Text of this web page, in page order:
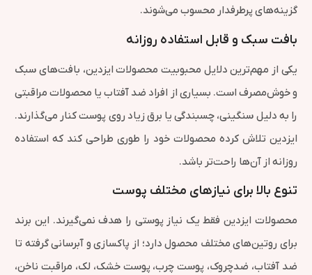
گزینه‌های پرطرفدار محسوب می‌شوند.
بافت سبک و قابل استفاده روزانه
یکی از مهم‌ترین دلایل محبوبیت محصولات ایزدین، بافت‌های سبک
و خوش‌مصرف است. بسیاری از افراد ضد آفتاب یا محصولات مراقبتی
را به دلیل سنگینی، چسبندگی یا برق زیاد روی پوست کنار می‌گذارند.
ایزدین تلاش کرده محصولات خود را طوری طراحی کند که استفاده
روزانه از آن‌ها راحت‌تر باشد.
تنوع بالا برای نیازهای مختلف پوست
محصولات ایزدین فقط یک نیاز پوستی را هدف نمی‌گیرند. این برند
برای روتین‌های مختلف محصول دارد؛ از پاکسازی و آبرسانی گرفته تا
ضد آفتاب، ضدچروک، پوست چرب، پوست خشک، لک، مراقبت ناخن،